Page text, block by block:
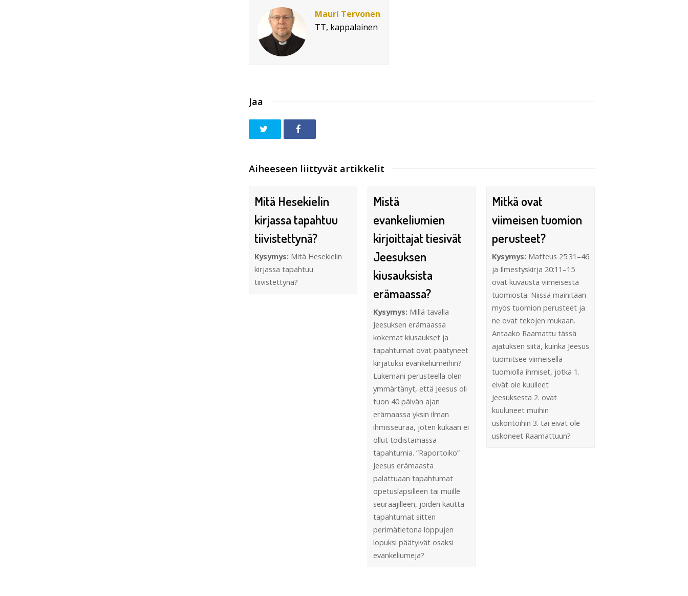
Mauri Tervonen
TT, kappalainen
Jaa
Aiheeseen liittyvät artikkelit
Mitä Hesekielin
kirjassa tapahtuu
tiivistettynä?
Kysymys: Mitä Hesekielin
kirjassa tapahtuu
tiivistettynä?
Mistä
evankeliumien
kirjoittajat tiesivät
Jeesuksen
kiusauksista
erämaassa?
Kysymys: Millä tavalla
Jeesuksen erämaassa
kokemat kiusaukset ja
tapahtumat ovat päätyneet
kirjatuksi evankeliumeihin?
Lukemani perusteella olen
ymmärtänyt, että Jeesus oli
tuon 40 päivän ajan
erämaassa yksin ilman
ihmisseuraa, joten kukaan ei
ollut todistamassa
tapahtumia. ”Raportoiko”
Jeesus erämaasta
palattuaan tapahtumat
opetuslapsilleen tai muille
seuraajilleen, joiden kautta
tapahtumat sitten
perimätietona loppujen
lopuksi päätyivät osaksi
evankeliumeja?
Mitkä ovat
viimeisen tuomion
perusteet?
Kysymys: Matteus 25:31–46
ja Ilmestyskirja 20:11–15
ovat kuvausta viimeisestä
tuomiosta. Niissä mainitaan
myös tuomion perusteet ja
ne ovat tekojen mukaan.
Antaako Raamattu tässä
ajatuksen siitä, kuinka Jeesus
tuomitsee viimeisellä
tuomiolla ihmiset, jotka 1.
eivät ole kuulleet
Jeesuksesta 2. ovat
kuuluneet muihin
uskontoihin 3. tai eivät ole
uskoneet Raamattuun?